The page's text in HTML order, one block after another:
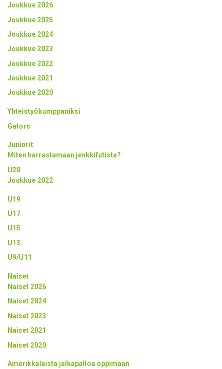
Joukkue 2026
Joukkue 2025
Joukkue 2024
Joukkue 2023
Joukkue 2022
Joukkue 2021
Joukkue 2020
Yhteistyökumppaniksi
Gators
Juniorit
Miten harrastamaan jenkkifutista?
U20
Joukkue 2022
U19
U17
U15
U13
U9/U11
Naiset
Naiset 2026
Naiset 2024
Naiset 2023
Naiset 2021
Naiset 2020
Amerikkalaista jalkapalloa oppimaan